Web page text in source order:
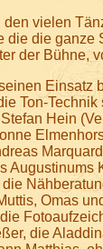
den vielen
die die ganze
der Bühne,
Einsatz
Ton-
Hein
Augustinums
Omas
die